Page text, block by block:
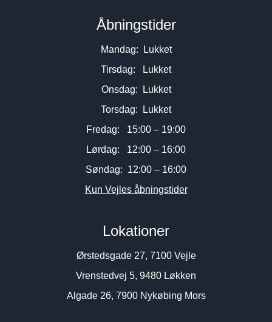
Åbningstider
Mandag: Lukket
Tirsdag: Lukket
Onsdag: Lukket
Torsdag: Lukket
Fredag: 15:00 – 19:00
Lørdag: 12:00 – 16:00
Søndag: 12:00 – 16:00
Kun Vejles åbningstider
Lokationer
Ørstedsgade 27, 7100 Vejle
Vrenstedvej 5, 9480 Løkken
Algade 26, 7900 Nykøbing Mors